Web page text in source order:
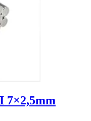
7×2,5mm